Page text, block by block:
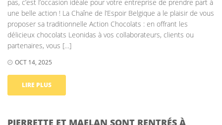
pas, c’est l’occasion idéale pour votre entreprise de prendre part à
une belle action ! La Chaîne de l’Espoir Belgique a le plaisir de vous
proposer sa traditionnelle Action Chocolats : en offrant les
délicieux chocolats Leonidas à vos collaborateurs, clients ou
partenaires, vous […]
OCT 14, 2025
LIRE PLUS
PIERRETTE ET MAELAN SONT RENTRÉS À